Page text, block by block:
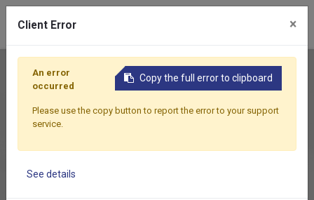
首頁 產品 半導體材料精密成型研磨機 VRT-600
Client Error ×
Copy the full error to clipboard
An error
occurred
Please use the copy button to report the error to your support
service.
See details